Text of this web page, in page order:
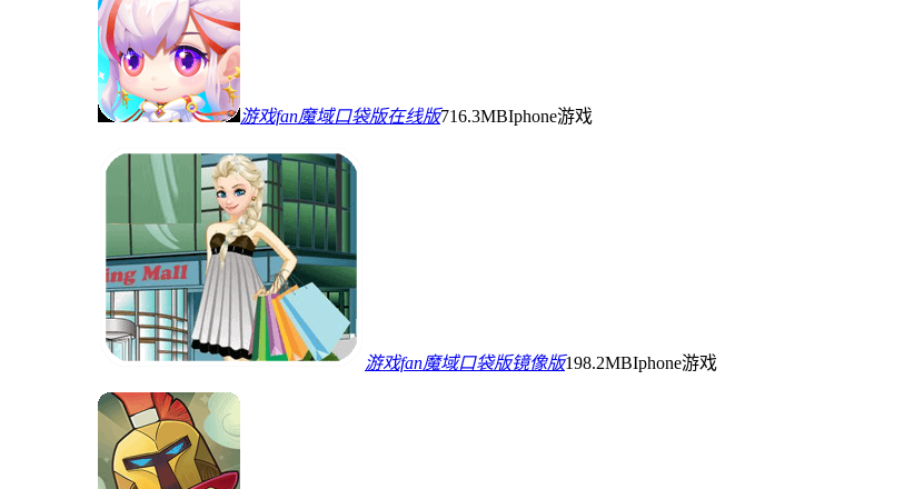
游戏fan魔域口袋版在线版716.3MBIphone游戏
游戏fan魔域口袋版镜像版198.2MBIphone游戏